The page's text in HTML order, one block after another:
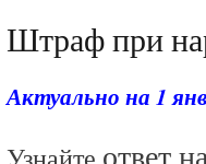
Штраф при
Актуально на 1